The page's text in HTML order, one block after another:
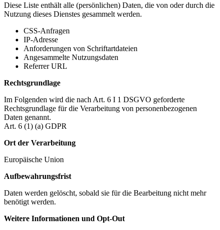
Diese Liste enthält alle (persönlichen) Daten, die von oder durch die
Nutzung dieses Dienstes gesammelt werden.
CSS-Anfragen
IP-Adresse
Anforderungen von Schriftartdateien
Angesammelte Nutzungsdaten
Referrer URL
Rechtsgrundlage
Im Folgenden wird die nach Art. 6 I 1 DSGVO geforderte
Rechtsgrundlage für die Verarbeitung von personenbezogenen
Daten genannt.
Art. 6 (1) (a) GDPR
Ort der Verarbeitung
Europäische Union
Aufbewahrungsfrist
Daten werden gelöscht, sobald sie für die Bearbeitung nicht mehr
benötigt werden.
Weitere Informationen und Opt-Out